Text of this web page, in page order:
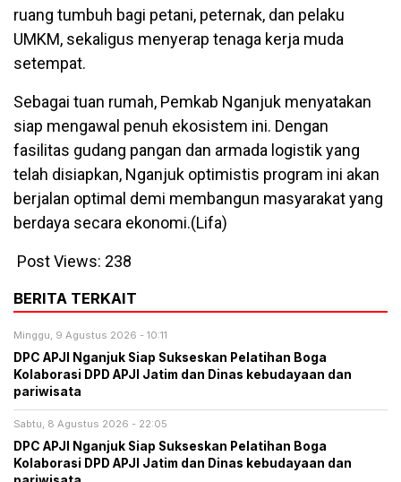
ruang tumbuh bagi petani, peternak, dan pelaku
UMKM, sekaligus menyerap tenaga kerja muda
setempat.
Sebagai tuan rumah, Pemkab Nganjuk menyatakan
siap mengawal penuh ekosistem ini. Dengan
fasilitas gudang pangan dan armada logistik yang
telah disiapkan, Nganjuk optimistis program ini akan
berjalan optimal demi membangun masyarakat yang
berdaya secara ekonomi.(Lifa)
Post Views: 238
BERITA TERKAIT
Minggu, 9 Agustus 2026 - 10:11
DPC APJI Nganjuk Siap Sukseskan Pelatihan Boga
Kolaborasi DPD APJI Jatim dan Dinas kebudayaan dan
pariwisata
Sabtu, 8 Agustus 2026 - 22:05
DPC APJI Nganjuk Siap Sukseskan Pelatihan Boga
Kolaborasi DPD APJI Jatim dan Dinas kebudayaan dan